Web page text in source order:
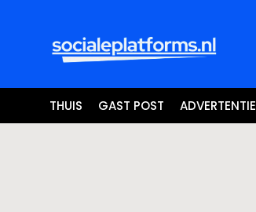
THUIS GAST POST ADVERTENTIE